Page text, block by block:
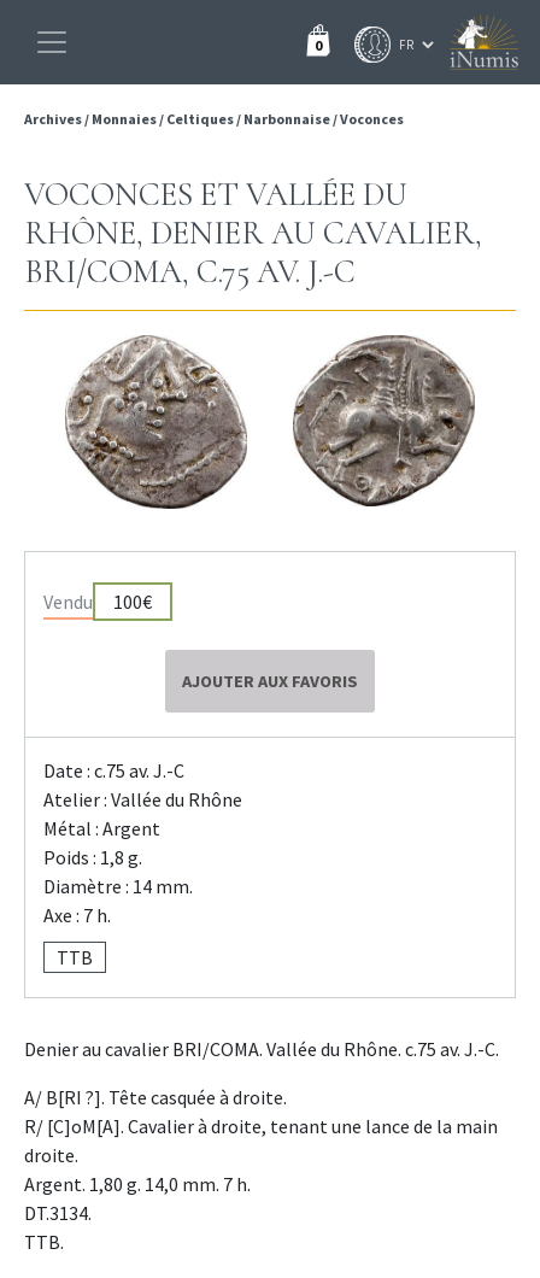
0
Archives/ Monnaies/ Celtiques/ Narbonnaise/Voconces
VOCONCES ET VALLÉE DU
RHÔNE, DENIER AU CAVALIER,
BRI/COMA, C.75 AV. J.-C
Vendu 100€
AJOUTER AUX FAVORIS
Date : c.75 av. J.-C
Atelier : Vallée du Rhône
Métal : Argent
Poids : 1,8 g.
Diamètre : 14 mm.
Axe : 7 h.
TTB
Denier au cavalier BRI/COMA. Vallée du Rhône. c.75 av. J.-C.
A/ B[RI ?]. Tête casquée à droite.
R/ [C]oM[A]. Cavalier à droite, tenant une lance de la main
droite.
Argent. 1,80 g. 14,0 mm. 7 h.
DT.3134.
TTB.